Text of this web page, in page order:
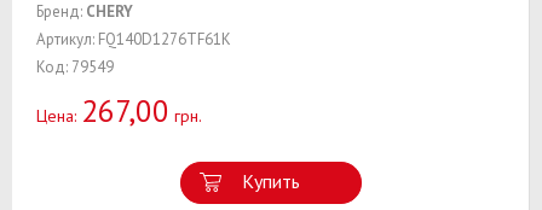
Бренд: CHERY
Артикул: FQ140D1276TF61K
Код: 79549
Цена: 267,00 грн.
Купить